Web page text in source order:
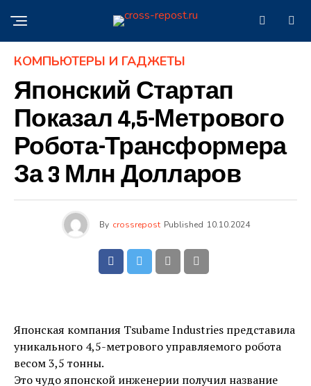
КОМПЬЮТЕРЫ И ГАДЖЕТЫ
Японский Стартап
Показал 4,5-Метрового
Робота-Трансформера
За 3 Млн Долларов
By crossrepost Published 10.10.2024
Японская компания Tsubame Industries представила
уникального 4,5-метрового управляемого робота
весом 3,5 тонны.
Это чудо японской инженерии получил название